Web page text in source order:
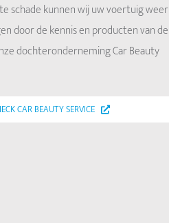
schade kunnen wij uw voertuig weer
door de kennis en producten van de
dochteronderneming Car Beauty
CAR BEAUTY SERVICE